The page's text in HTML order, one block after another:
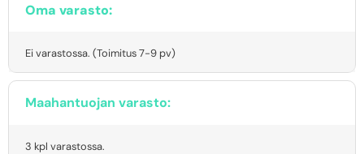
Oma varasto:
Ei varastossa. (Toimitus 7-9 pv)
Maahantuojan varasto:
3 kpl varastossa.